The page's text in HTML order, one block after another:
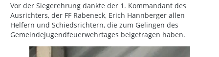
Vor der Siegerehrung dankte der 1. Kommandant des
Ausrichters, der FF Rabeneck, Erich Hannberger allen
Helfern und Schiedsrichtern, die zum Gelingen des
Gemeindejugendfeuerwehrtages beigetragen haben.